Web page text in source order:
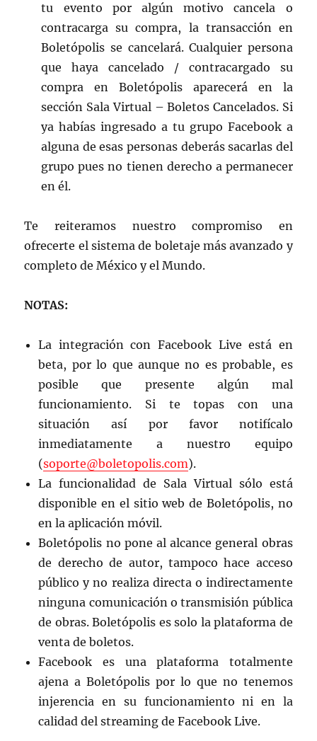
tu evento por algún motivo cancela o
contracarga su compra, la transacción en
Boletópolis se cancelará. Cualquier persona
que haya cancelado / contracargado su
compra en Boletópolis aparecerá en la
sección Sala Virtual – Boletos Cancelados. Si
ya habías ingresado a tu grupo Facebook a
alguna de esas personas deberás sacarlas del
grupo pues no tienen derecho a permanecer
en él.
Te reiteramos nuestro compromiso en
ofrecerte el sistema de boletaje más avanzado y
completo de México y el Mundo.
NOTAS:
La integración con Facebook Live está en
beta, por lo que aunque no es probable, es
posible que presente algún mal
funcionamiento. Si te topas con una
situación así por favor notifícalo
inmediatamente a nuestro equipo
(soporte@boletopolis.com).
La funcionalidad de Sala Virtual sólo está
disponible en el sitio web de Boletópolis, no
en la aplicación móvil.
Boletópolis no pone al alcance general obras
de derecho de autor, tampoco hace acceso
público y no realiza directa o indirectamente
ninguna comunicación o transmisión pública
de obras. Boletópolis es solo la plataforma de
venta de boletos.
Facebook es una plataforma totalmente
ajena a Boletópolis por lo que no tenemos
injerencia en su funcionamiento ni en la
calidad del streaming de Facebook Live.